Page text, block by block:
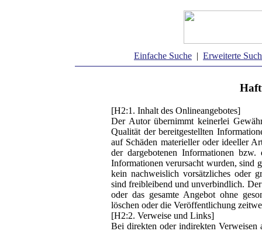
Einfache Suche | Erweiterte
[H2:1. Inhalt des Onlineangebotes]
Der Autor übernimmt keinerlei
Qualität der bereitgestellten
auf Schäden materieller oder ideeller
der dargebotenen Informationen
Informationen verursacht wurden, sind
kein nachweislich vorsätzliches oder
sind freibleibend und unverbindlich.
oder das gesamte Angebot ohne
löschen oder die Veröffentlichung
[H2:2. Verweise und Links]
Bei direkten oder indirekten